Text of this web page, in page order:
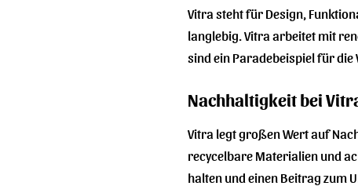
Vitra steht für Design,
langlebig. Vitra arbeitet mit
sind ein Paradebeispiel für die
Nachhaltigkeit bei
Vitra legt großen Wert auf
recycelbare Materialien und
halten und einen Beitrag zum